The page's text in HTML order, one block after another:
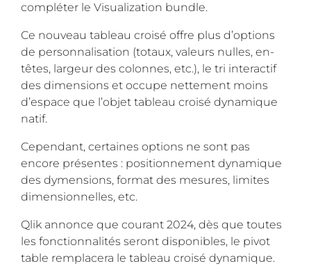
compléter le Visualization bundle.
Ce nouveau tableau croisé offre plus d’options
de personnalisation (totaux, valeurs nulles, en-
têtes, largeur des colonnes, etc.), le tri interactif
des dimensions et occupe nettement moins
d’espace que l’objet tableau croisé dynamique
natif.
Cependant, certaines options ne sont pas
encore présentes : positionnement dynamique
des dymensions, format des mesures, limites
dimensionnelles, etc.
Qlik annonce que courant 2024, dès que toutes
les fonctionnalités seront disponibles, le pivot
table remplacera le tableau croisé dynamique.